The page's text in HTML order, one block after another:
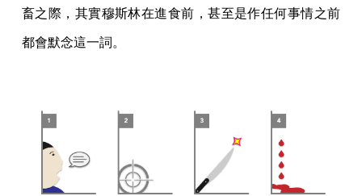
畜之際，其實穆斯林在進食前，甚至是作任何事情之前
都會默念這一詞。